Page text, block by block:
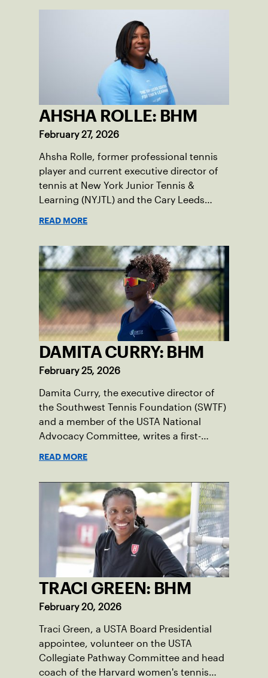
AHSHA ROLLE: BHM
February 27, 2026
Ahsha Rolle, former professional tennis
player and current executive director of
tennis at New York Junior Tennis &
Learning (NYJTL) and the Cary Leeds
generation can thrive.
READ MORE
DAMITA CURRY: BHM
February 25, 2026
Damita Curry, the executive director of
the Southwest Tennis Foundation (SWTF)
and a member of the USTA National
Advocacy Committee, writes a first-
READ MORE
TRACI GREEN: BHM
February 20, 2026
Traci Green, a USTA Board Presidential
appointee, volunteer on the USTA
Collegiate Pathway Committee and head
coach of the Harvard women's tennis